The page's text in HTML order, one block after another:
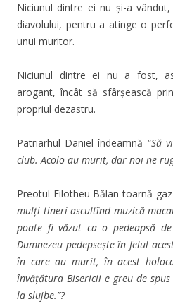
Niciunul dintre ei nu și-a
diavolului, pentru a atinge o
unui muritor.
Niciunul dintre ei nu a fost,
arogant, încât să sfârșească
propriul dezastru.
Patriarhul Daniel îndeamnă “Să
club. Acolo au murit, dar noi ne
Preotul Filotheu Bălan toarnă
mulţi tineri ascultînd muzică
poate fi văzut ca o pedeapsă
Dumnezeu pedepseşte în felul
în care au murit, în acest
învăţătura Bisericii e greu de
la slujbe.”?